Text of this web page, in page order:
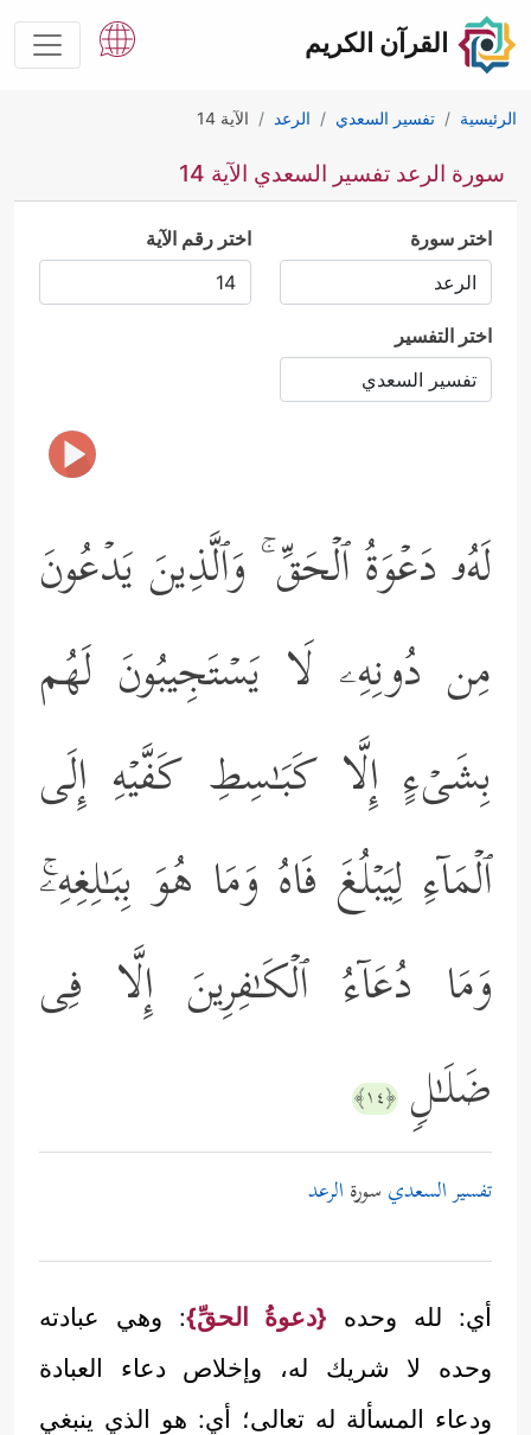
القرآن الكريم
الرئيسية تفسير السعدي الرعد الآية 14
سورة الرعد تفسير السعدي الآية 14
اختر سورة اختر رقم الآية
اختر التفسير
لَهُۥ دَعۡوَةُ ٱلۡحَقِّ ۚ وَٱلَّذِینَ یَدۡعُونَ
مِن دُونِهِۦ لَا یَسۡتَجِیبُونَ لَهُم
بِشَیۡءٍ إِلَّا كَبَـٰسِطِ كَفَّیۡهِ إِلَى
ٱلۡمَاۤءِ لِیَبۡلُغَ فَاهُ وَمَا هُوَ بِبَـٰلِغِهِۦۚ
وَمَا دُعَاۤءُ ٱلۡكَـٰفِرِینَ إِلَّا فِی
ضَلَـٰلࣲ ﴿١٤﴾
تفسير السعدي سورة الرعد
أي: لله وحده {دعوةُ الحقِّ}: وهي عبادته
وحده لا شريك له، وإخلاص دعاء العبادة
ودعاء المسألة له تعالى؛ أي: هو الذي ينبغي